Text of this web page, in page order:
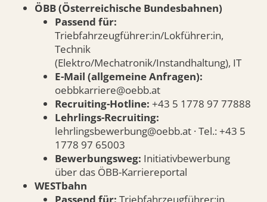
ÖBB (Österreichische Bundesbahnen)
Passend für:
Triebfahrzeugführer:in/Lokführer:in,
Technik
(Elektro/Mechatronik/Instandhaltung), IT
E-Mail (allgemeine Anfragen):
oebbkarriere@oebb.at
Recruiting-Hotline: +43 5 1778 97 77888
Lehrlings-Recruiting:
lehrlingsbewerbung@oebb.at · Tel.: +43 5
1778 97 65003
Bewerbungsweg: Initiativbewerbung
über das ÖBB-Karriereportal
WESTbahn
Passend für: Triebfahrzeugführer:in,